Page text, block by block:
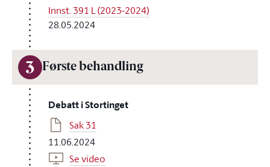
Innst. 391 L (2023-2024)
28.05.2024
3 Første behandling
Debatt i Stortinget
Sak 31
11.06.2024
Se video